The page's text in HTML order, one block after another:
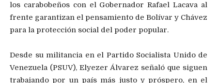
los carabobeños con el Gobernador Rafael Lacava al
frente garantizan el pensamiento de Bolívar y Chávez
para la protección social del poder popular.
Desde su militancia en el Partido Socialista Unido de
Venezuela (PSUV), Elyezer Álvarez señaló que siguen
trabajando por un país más justo y próspero, en el